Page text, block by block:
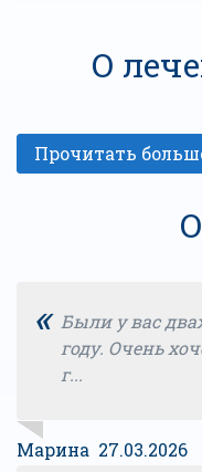
О
« Были у вас
году. Очень
г...
Марина 27.03.2026